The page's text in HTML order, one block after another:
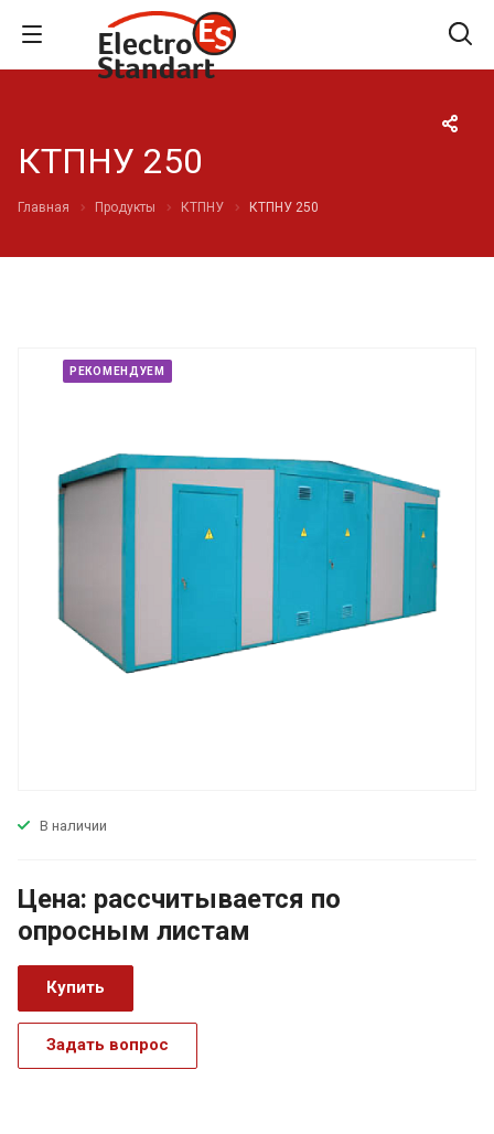
КТПНУ 250
Главная Продукты КТПНУ КТПНУ 250
РЕКОМЕНДУЕМ
В наличии
Цена: рассчитывается по
опросным листам
Купить
Задать вопрос